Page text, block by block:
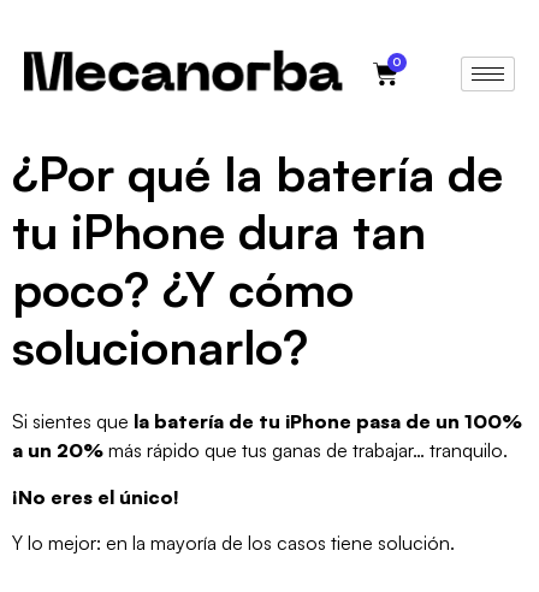
0
¿Por qué la batería de
tu iPhone dura tan
poco? ¿Y cómo
solucionarlo?
Si sientes que la batería de tu iPhone pasa de un 100%
a un 20% más rápido que tus ganas de trabajar… tranquilo.
¡No eres el único!
Y lo mejor: en la mayoría de los casos tiene solución.